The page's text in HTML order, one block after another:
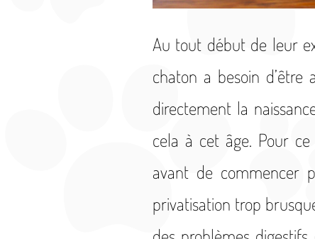
Au tout début de leur
chaton a besoin
directement la
cela à cet âge. Pour
avant de commencer
privatisation trop